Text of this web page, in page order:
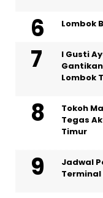
Lombok
I Gusti
Lombok
Tokoh
Tegas
Timur
Jadwal
Terminal